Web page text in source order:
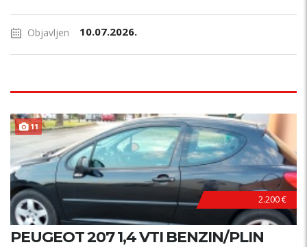
Objavljen 10.07.2026.
11
2.200 €
PEUGEOT 207 1,4 VTI BENZIN/PLIN